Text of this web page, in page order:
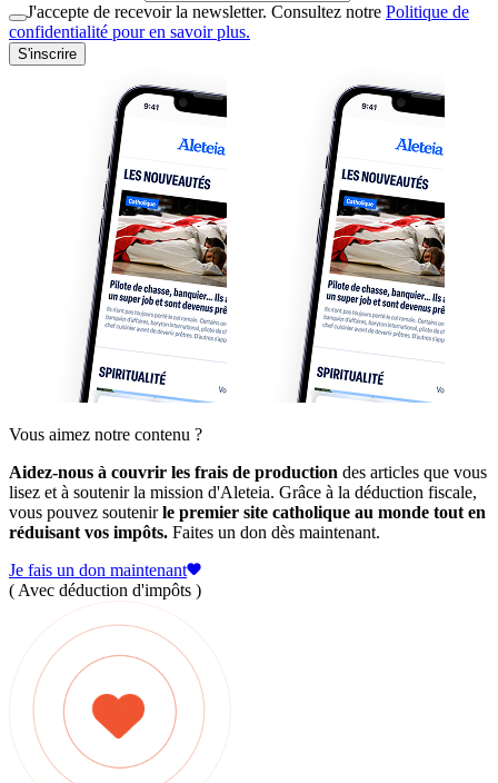
J'accepte de recevoir la newsletter. Consultez notre Politique de
confidentialité pour en savoir plus.
S'inscrire
Vous aimez notre contenu ?
Aidez-nous à couvrir les frais de production des articles que vous
lisez et à soutenir la mission d'Aleteia. Grâce à la déduction fiscale,
vous pouvez soutenirle premier site catholique au monde tout en
réduisant vos impôts. Faites un don dès maintenant.
Je fais un don maintenant
( Avec déduction d'impôts )